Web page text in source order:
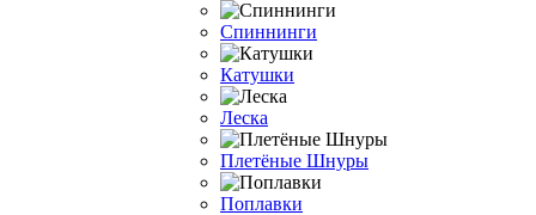
Спиннинги
Катушки
Леска
Плетёные Шнуры
Поплавки